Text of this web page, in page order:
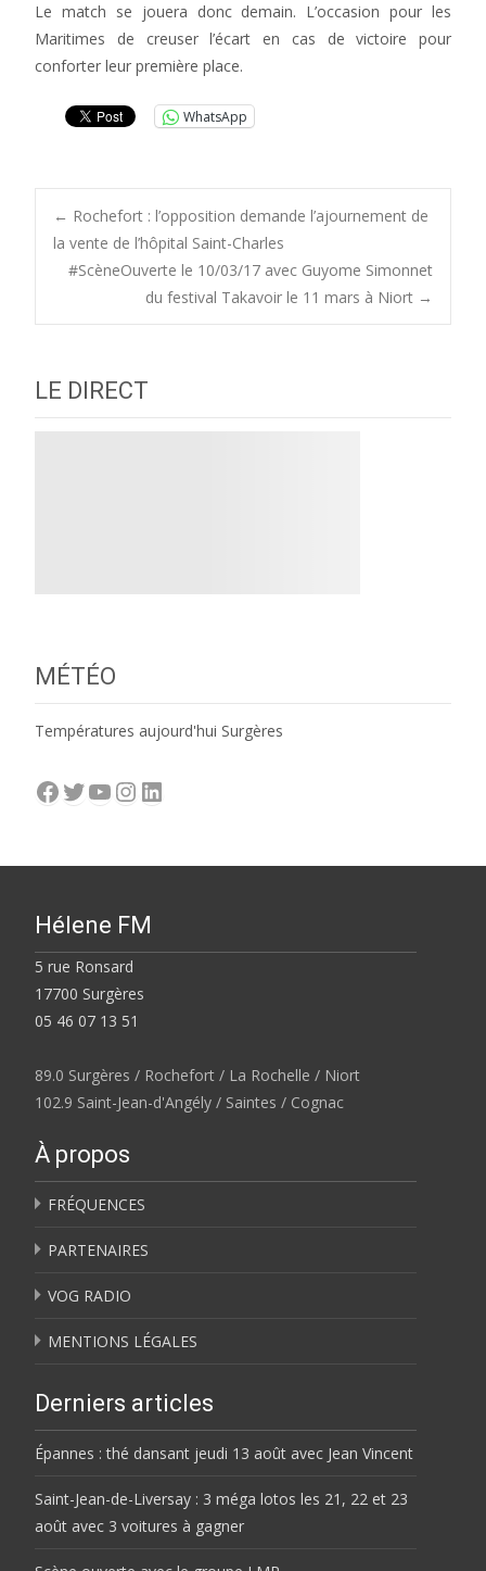
Le match se jouera donc demain. L’occasion pour les
Maritimes de creuser l’écart en cas de victoire pour
conforter leur première place.
WhatsApp
Post
navigation
← Rochefort : l’opposition demande l’ajournement de
la vente de l’hôpital Saint-Charles
#ScèneOuverte le 10/03/17 avec Guyome Simonnet
du festival Takavoir le 11 mars à Niort →
LE DIRECT
MÉTÉO
Températures aujourd'hui Surgères
Facebook
Twitter
YouTube
Instagram
LinkedIn
Hélene FM
5 rue Ronsard
17700 Surgères
05 46 07 13 51
89.0 Surgères / Rochefort / La Rochelle / Niort
102.9 Saint-Jean-d'Angély / Saintes / Cognac
À propos
FRÉQUENCES
PARTENAIRES
VOG RADIO
MENTIONS LÉGALES
Derniers articles
Épannes : thé dansant jeudi 13 août avec Jean Vincent
Saint-Jean-de-Liversay : 3 méga lotos les 21, 22 et 23
août avec 3 voitures à gagner